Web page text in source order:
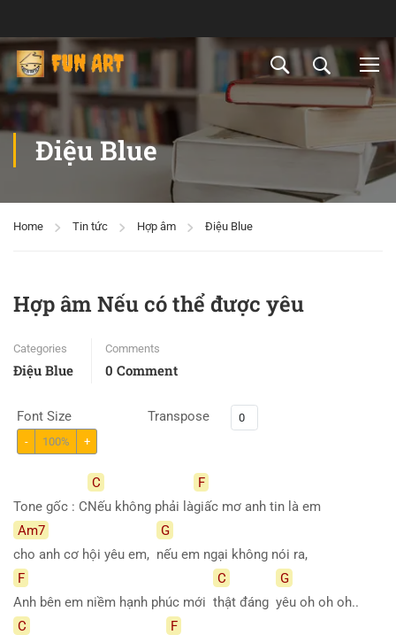
Điệu Blue
Home Tin tức Hợp âm Điệu Blue
Hợp âm Nếu có thể được yêu
Categories
Điệu Blue
Comments
0 Comment
Font Size
- 100% +
Transpose
Tone gốc : C
C
Nếu không phải là
F
giấc mơ anh tin là em
Am7
cho anh cơ hội yêu em,
G
nếu em ngại không nói ra,
F
Anh bên em niềm hạnh phúc mới
C
thật đáng
G
yêu oh oh oh..
C
F